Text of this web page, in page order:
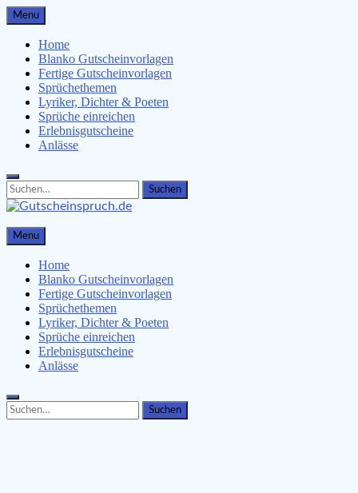
Skip
to
content
Menu
Home
Blanko Gutscheinvorlagen
Fertige Gutscheinvorlagen
Sprüchethemen
Lyriker, Dichter & Poeten
Sprüche einreichen
Erlebnisgutscheine
Anlässe
Search
for:
Search
Gutscheinspruch.de
Gutscheinsprüche & Gutscheinvorlagen finden
Menu
Home
Blanko Gutscheinvorlagen
Fertige Gutscheinvorlagen
Sprüchethemen
Lyriker, Dichter & Poeten
Sprüche einreichen
Erlebnisgutscheine
Anlässe
Search
for:
Search